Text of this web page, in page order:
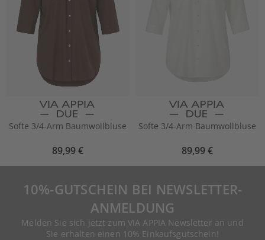
Softe 3/4-Arm Baumwollbluse
89,99 €
Softe 3/4-Arm Baumwollbluse
89,99 €
10%-GUTSCHEIN BEI NEWSLETTER-
ANMELDUNG
Melden Sie sich jetzt zum VIA APPIA Newsletter an und
Sie erhalten einen 10% Einkaufsgutschein!